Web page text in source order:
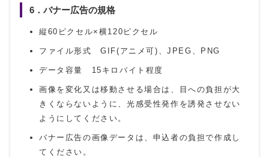
6．バナー広告の規格
縦60ピクセル×横120ピクセル
ファイル形式 GIF(アニメ可)、JPEG、PNG
データ容量 15キロバイト程度
画像を変化又は移動させる場合は、目への負担が大
きくならないように、光感受性発作を誘発させない
ようにしてください。
バナー広告の画像データは、申込者の負担で作成し
てください。